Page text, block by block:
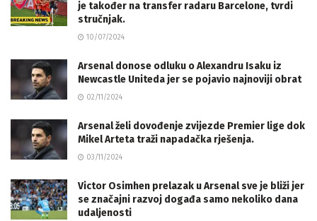
je također na transfer radaru Barcelone, tvrdi
stručnjak.
10/07/2024
Arsenal donose odluku o Alexandru Isaku iz
Newcastle Uniteda jer se pojavio najnoviji obrat
02/11/2024
Arsenal želi dovođenje zvijezde Premier lige dok
Mikel Arteta traži napadačka rješenja.
03/11/2024
Victor Osimhen prelazak u Arsenal sve je bliži jer
se značajni razvoj događa samo nekoliko dana
udaljenosti